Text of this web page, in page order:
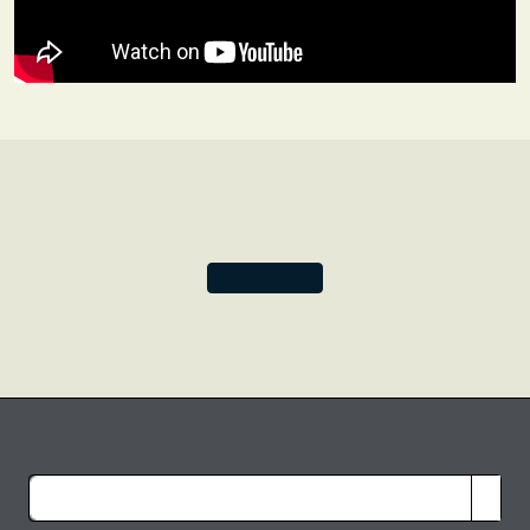
épitres, poèmes et histoires ésotériques. Une rumeur
courait qu’il assurait le succès de ses pièces en achetant